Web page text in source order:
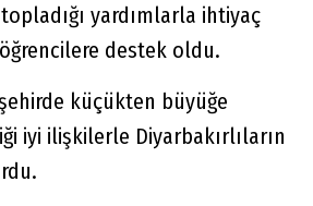
yardımlarla ihtiyaç
destek oldu.
küçükten büyüğe
iyi ilişkilerle Diyarbakırlıların